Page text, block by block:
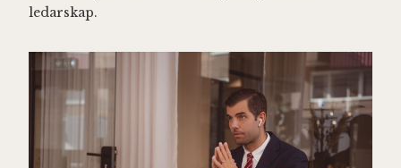
ledarskap.